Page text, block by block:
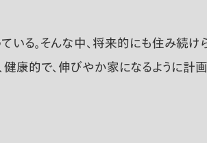
。そんな中、将来的にも住み続けら
健康的で、伸びやか家になるように計